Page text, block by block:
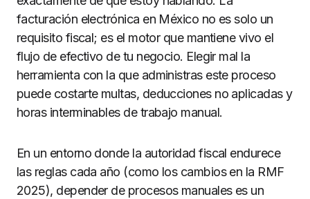
facturación electrónica en México no es solo un
requisito fiscal; es el motor que mantiene vivo el
flujo de efectivo de tu negocio. Elegir mal la
herramienta con la que administras este proceso
puede costarte multas, deducciones no aplicadas y
horas interminables de trabajo manual.
En un entorno donde la autoridad fiscal endurece
las reglas cada año (como los cambios en la RMF
2025), depender de procesos manuales es un